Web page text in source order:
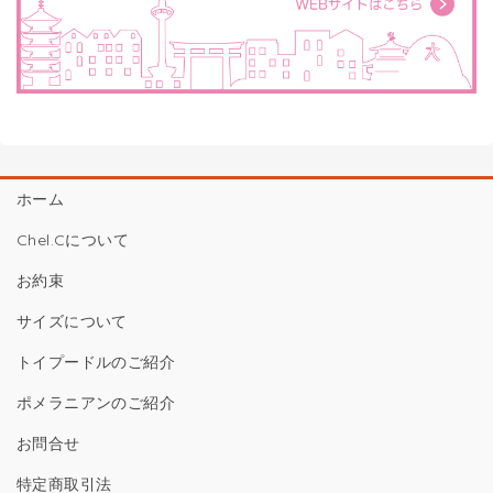
ホーム
Chel.Cについて
お約束
サイズについて
トイプードルのご紹介
ポメラニアンのご紹介
お問合せ
特定商取引法